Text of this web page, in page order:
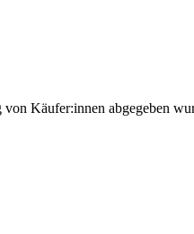
Käufer:innen abgegeben